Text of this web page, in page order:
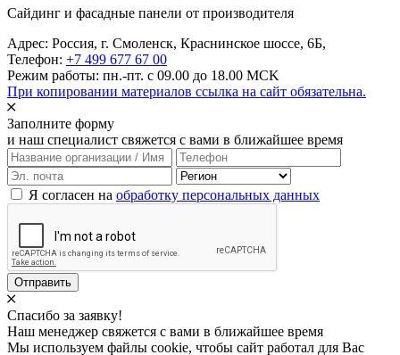
Сайдинг и фасадные панели от производителя
Адрес: Россия, г. Смоленск, Краснинское шоссе, 6Б,
Телефон: +7 499 677 67 00
Режим работы: пн.-пт. с 09.00 до 18.00 MCK
При копировании материалов ссылка на сайт обязательна.
Заполните форму
и наш специалист свяжется с вами в ближайшее время
Я согласен на обработку персональных данных
Отправить
Спасибо за заявку!
Наш менеджер свяжется с вами в ближайшее время
Мы используем файлы cookie, чтобы сайт работал для Вас